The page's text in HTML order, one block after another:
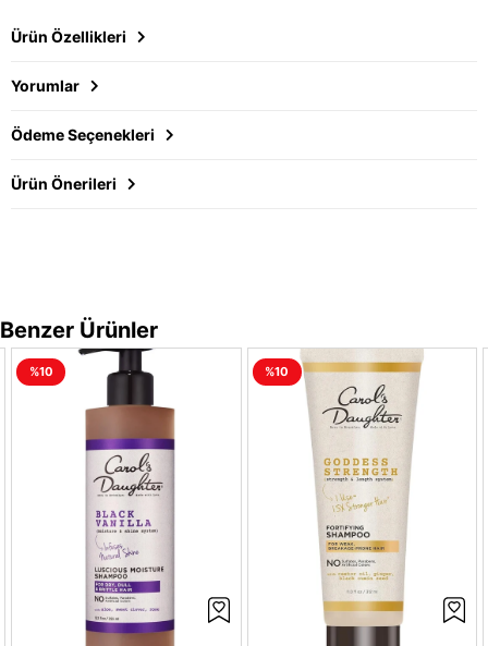
Ürün Özellikleri
Yorumlar
Ödeme Seçenekleri
Ürün Önerileri
Benzer Ürünler
%10 %10